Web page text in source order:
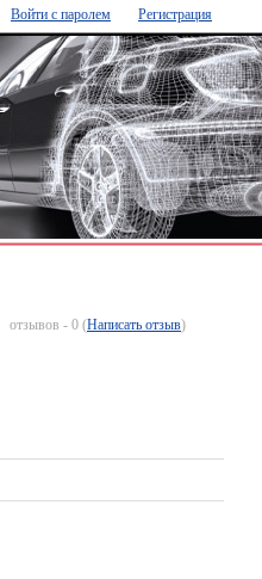
Войти с паролем Регистрация
отзывов - 0 (Написать отзыв)